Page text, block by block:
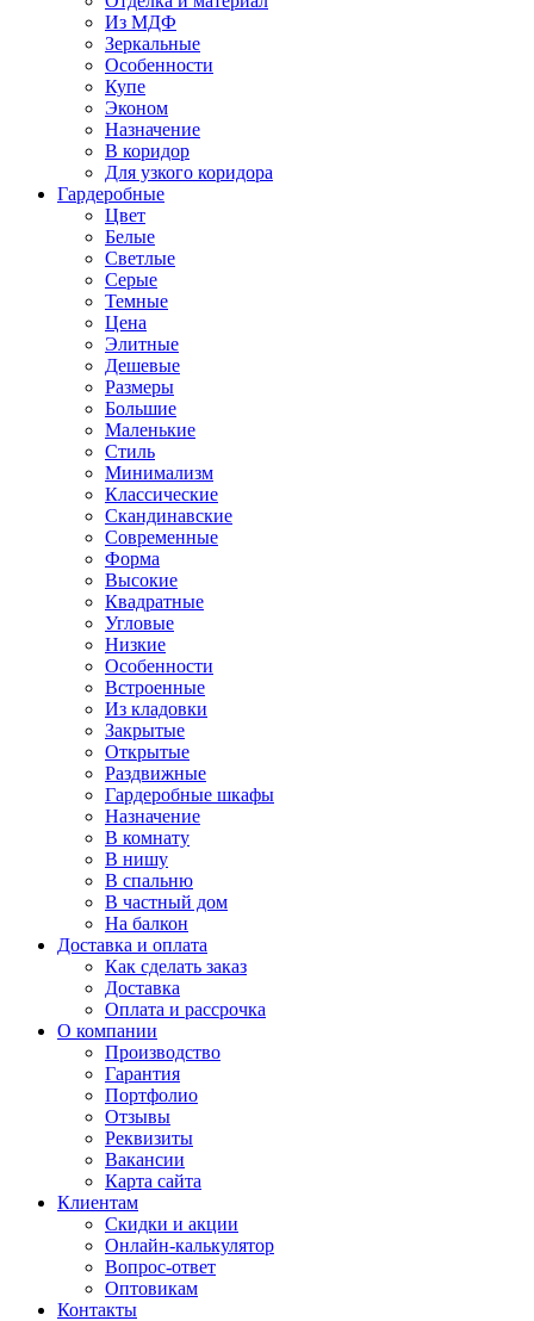
Из МДФ
Зеркальные
Особенности
Купе
Эконом
Назначение
В коридор
Для узкого коридора
Гардеробные
Цвет
Белые
Светлые
Серые
Темные
Цена
Элитные
Дешевые
Размеры
Большие
Маленькие
Стиль
Минимализм
Классические
Скандинавские
Современные
Форма
Высокие
Квадратные
Угловые
Низкие
Особенности
Встроенные
Из кладовки
Закрытые
Открытые
Раздвижные
Гардеробные шкафы
Назначение
В комнату
В нишу
В спальню
В частный дом
На балкон
Доставка и оплата
Как сделать заказ
Доставка
Оплата и рассрочка
О компании
Производство
Гарантия
Портфолио
Отзывы
Реквизиты
Вакансии
Карта сайта
Клиентам
Скидки и акции
Онлайн-калькулятор
Вопрос-ответ
Оптовикам
Контакты